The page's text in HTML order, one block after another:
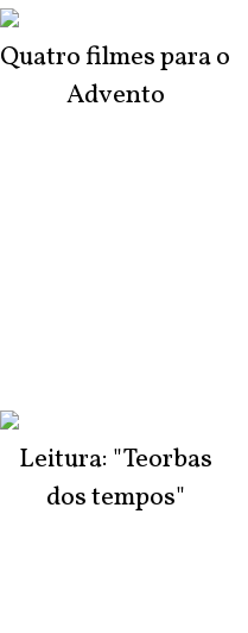
Quatro filmes para o
Advento
Leitura: "Teorbas
dos tempos"